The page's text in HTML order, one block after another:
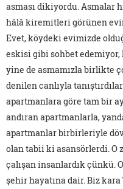
asması dikiyordu. Asmalar
hâlâ kiremitleri görünen
Evet, köydeki evimizde
eskisi gibi sohbet
yine de asmamızla birlikte
denilen canlıyla
apartmanlara göre tam bir
andıran apartmanlarla,
apartmanlar birbirleriyle
olan tabii ki asansörlerdi. O
çalışan insanlardık
şehir hayatına dair. Biz